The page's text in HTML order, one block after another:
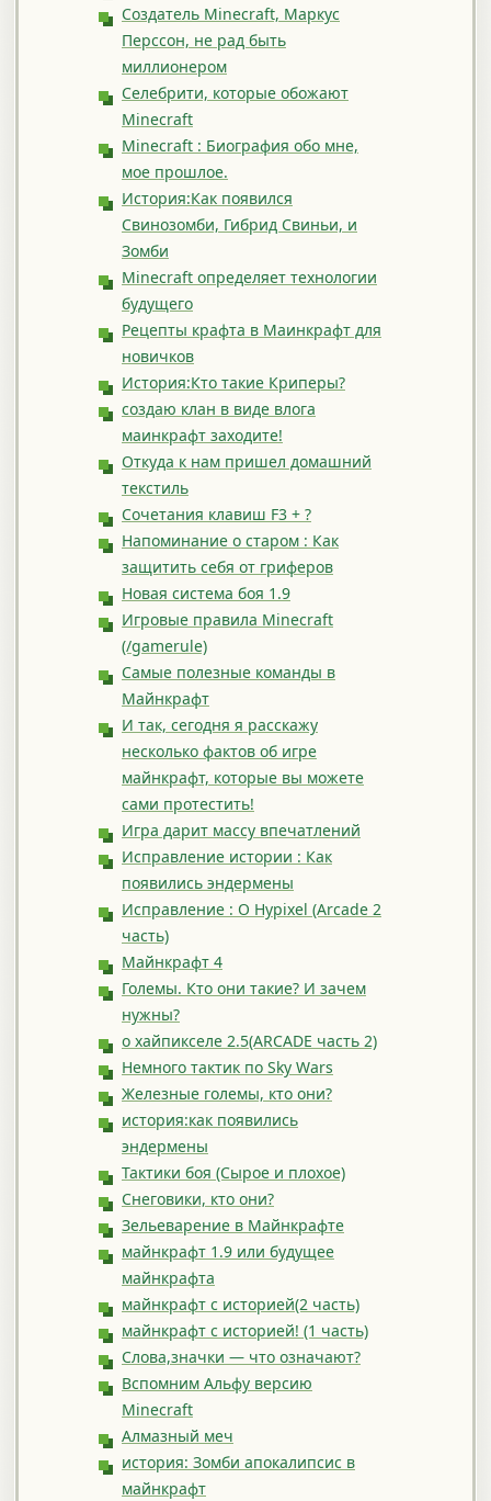
Создатель Minecraft, Маркус
Перссон, не рад быть
миллионером
Селебрити, которые обожают
Minecraft
Minecraft : Биография обо мне,
мое прошлое.
История:Как появился
Свинозомби, Гибрид Свиньи, и
Зомби
Minecraft определяет технологии
будущего
Рецепты крафта в Маинкрафт для
новичков
История:Кто такие Криперы?
создаю клан в виде влога
маинкрафт заходите!
Откуда к нам пришел домашний
текстиль
Сочетания клавиш F3 + ?
Напоминание о старом : Как
защитить себя от гриферов
Новая система боя 1.9
Игровые правила Minecraft
(/gamerule)
Самые полезные команды в
Майнкрафт
И так, сегодня я расскажу
несколько фактов об игре
майнкрафт, которые вы можете
сами протестить!
Игра дарит массу впечатлений
Исправление истории : Как
появились эндермены
Исправление : О Hypixel (Arcade 2
часть)
Майнкрафт 4
Големы. Кто они такие? И зачем
нужны?
о хайпикселе 2.5(ARCADE часть 2)
Немного тактик по Sky Wars
Железные големы, кто они?
история:как появились
эндермены
Тактики боя (Сырое и плохое)
Снеговики, кто они?
Зельеварение в Майнкрафте
майнкрафт 1.9 или будущее
майнкрафта
майнкрафт с историей(2 часть)
майнкрафт с историей! (1 часть)
Слова,значки — что означают?
Вспомним Альфу версию
Minecraft
Алмазный меч
история: Зомби апокалипсис в
майнкрафт